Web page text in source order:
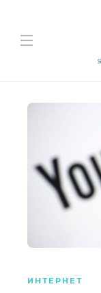
ИНТЕРНЕТ